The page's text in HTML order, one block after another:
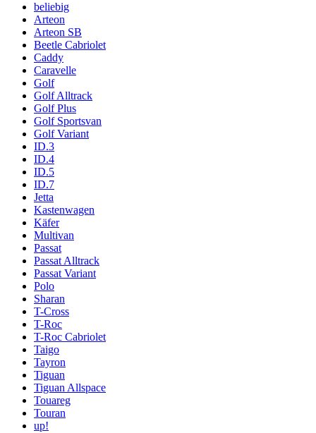
beliebig
Arteon
Arteon SB
Beetle Cabriolet
Caddy
Caravelle
Golf
Golf Alltrack
Golf Plus
Golf Sportsvan
Golf Variant
ID.3
ID.4
ID.5
ID.7
Jetta
Kastenwagen
Käfer
Multivan
Passat
Passat Alltrack
Passat Variant
Polo
Sharan
T-Cross
T-Roc
T-Roc Cabriolet
Taigo
Tayron
Tiguan
Tiguan Allspace
Touareg
Touran
up!